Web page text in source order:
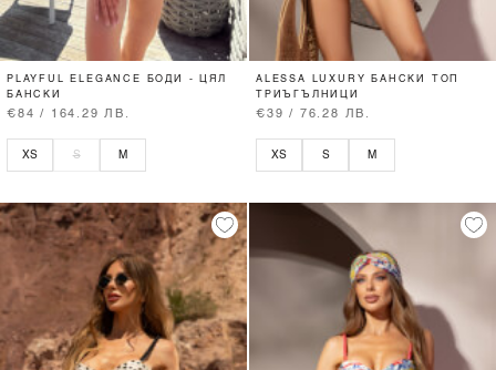
PLAYFUL ELEGANCE БОДИ - ЦЯЛ
БАНСКИ
€84 / 164.29 ЛВ.
XS S M
ALESSA LUXURY БАНСКИ ТОП
ТРИЪГЪЛНИЦИ
€39 / 76.28 ЛВ.
XS S M